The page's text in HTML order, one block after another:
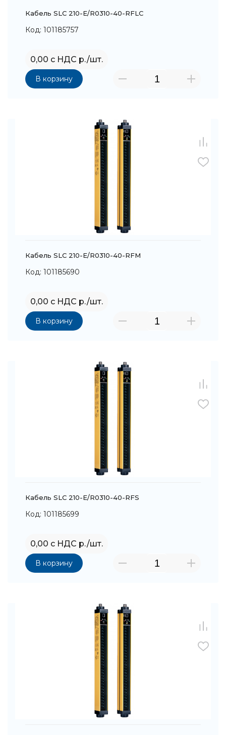
Кабель SLC 210-E/R0310-40-RFLC
Код: 101185757
0,00 с НДС р./шт.
В корзину
Кабель SLC 210-E/R0310-40-RFM
Код: 101185690
0,00 с НДС р./шт.
В корзину
Кабель SLC 210-E/R0310-40-RFS
Код: 101185699
0,00 с НДС р./шт.
В корзину